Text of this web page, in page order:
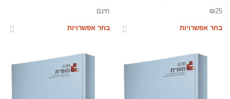
₪25
בחר אפשרויות
חינם
בחר אפשרויות